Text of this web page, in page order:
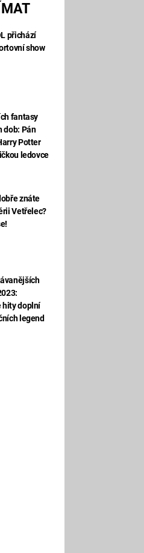
přichází
show
fantasy
dob: Pán
Potter
ledovce
znáte
Vetřelec?
hity doplní
legend